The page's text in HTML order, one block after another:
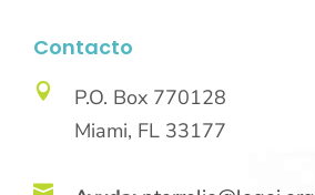
Contacto

P.O. Box 770128
Miami, FL 33177
